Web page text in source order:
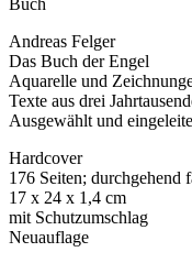
Andreas Felger
Das Buch der Engel
Aquarelle und
Texte aus drei
Ausgewählt und
Hardcover
176 Seiten; durchgehend
17 x 24 x 1,4 cm
mit Schutzumschlag
Neuauflage